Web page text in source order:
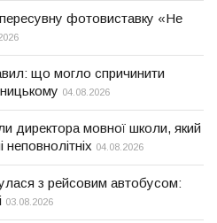
фотовиставку «Не
що могло спричинити
04.08.2026
директора мовної школи, який
04.08.2026
з рейсовим автобусом:
03.08.2026